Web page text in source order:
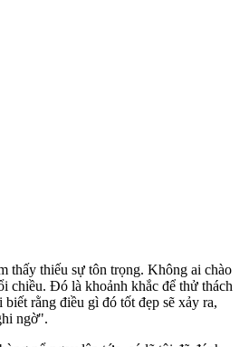
thấy thiếu sự tôn trọng. Không ai chào
chiều. Đó là khoảnh khắc để thử thách
rằng điều gì đó tốt đẹp sẽ xảy ra,
ngờ".